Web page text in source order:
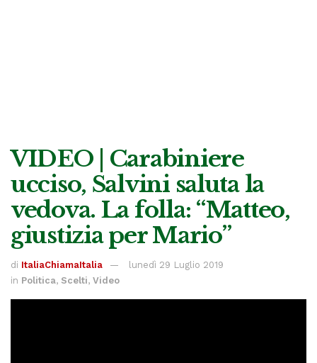
VIDEO | Carabiniere
ucciso, Salvini saluta la
vedova. La folla: “Matteo,
giustizia per Mario”
di ItaliaChiamaItalia
lunedì 29 Luglio 2019
in Politica, Scelti, Video